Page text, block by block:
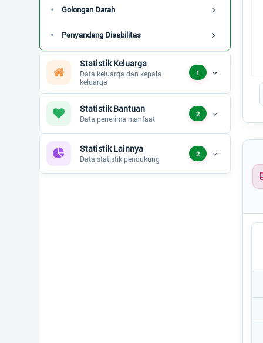
Umur - Kategori
Calon Pemilih
Kelas Sosial
Status Desa
Regulasi
Golongan Darah
Penyandang Disabilitas
Statistik Keluarga
Data keluarga dan kepala
keluarga
1
Statistik Bantuan
Data penerima manfaat
2
Statistik Lainnya
Data statistik pendukung
2